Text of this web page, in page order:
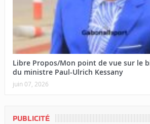
Libre Propos/Mon point de vue sur le
du ministre Paul-Ulrich Kessany
juin 07, 2026
PUBLICITÉ